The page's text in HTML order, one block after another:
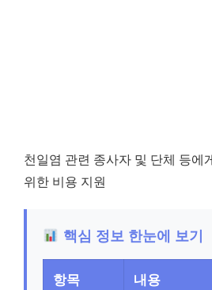
천일염 관련 종사자 및 단체 등에
위한 비용 지원
핵심 정보 한눈에 보기
항목 내용